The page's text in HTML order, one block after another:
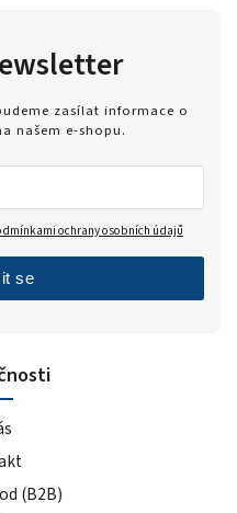
(B2B)
zasílat informace o
našem e-shopu.
ochrany osobních údajů
se